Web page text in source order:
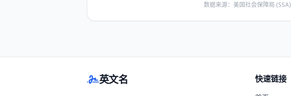
数据来源：美国社会保障局 (SSA)
英文名 快速链接